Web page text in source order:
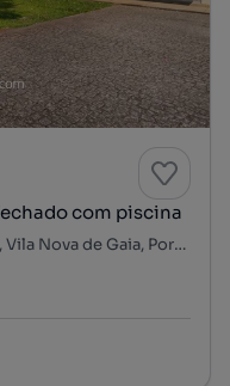
com piscina
Paniceiro - Viso - Meiral, Canidelo, Vila Nova de Gaia, Porto